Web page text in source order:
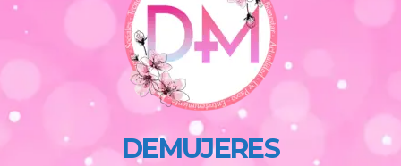
DEMUJERES